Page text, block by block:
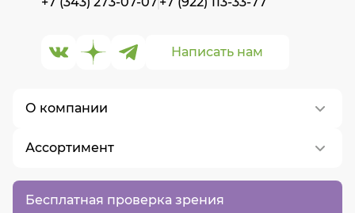
Бесплатная проверка зрения
О компании
О нас
Контакты
Вакансии
Ассортимент
Написать нам